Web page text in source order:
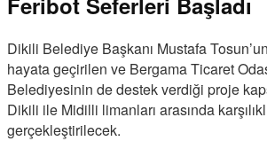
Dikili Belediye Başkanı Mustafa
hayata geçirilen ve Bergama Ticaret
Belediyesinin de destek verdiği proje
Dikili ile Midilli limanları arasında
gerçekleştirilecek.